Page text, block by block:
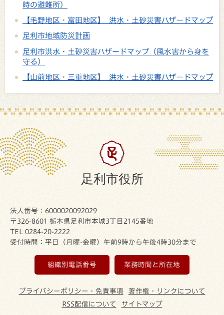
時の避難所）
【毛野地区・富田地区】 洪水・土砂災害ハザードマップ
足利市地域防災計画
足利市洪水・土砂災害ハザードマップ（風水害から身を
守る）
【山前地区・三重地区】 洪水・土砂災害ハザードマップ
足利市役所
法人番号：6000020092029
〒326-8601 栃木県足利市本城3丁目2145番地
TEL 0284-20-2222
受付時間：平日（月曜-金曜）午前9時から午後4時30分まで
組織別電話番号 業務時間と所在地
プライバシーポリシー・免責事項
著作権・リンクについて
RSS配信について
サイトマップ